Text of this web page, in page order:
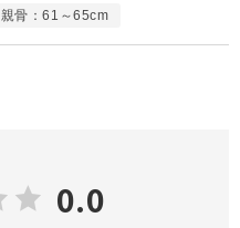
親骨：61～65cm
0.0